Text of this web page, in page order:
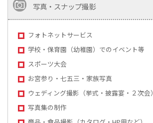
写真・スナップ撮影
フォトネットサービス
学校・保育園（幼稚園）でのイベント等
スポーツ大会
お宮参り・七五三・家族写真
ウェディング撮影（挙式・披露宴・２次会）
写真集の制作